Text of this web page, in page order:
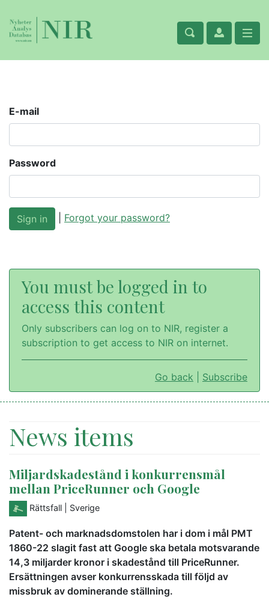
E-mail
Password
Forgot your password?
You must be logged in to
access this content
Only subscribers can log on to NIR, register a
subscription to get access to NIR on internet.
Go back Subscribe
News items
Miljardskadestånd i konkurrensmål
mellan PriceRunner och Google
Rättsfall | Sverige
Patent- och marknadsdomstolen har i dom i mål PMT
1860-22 slagit fast att Google ska betala motsvarande
14,3 miljarder kronor i skadestånd till PriceRunner.
Ersättningen avser konkurrensskada till följd av
missbruk av dominerande ställning.